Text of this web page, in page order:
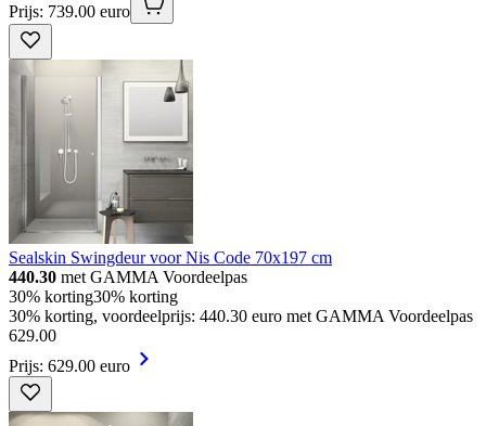
Prijs: 739.00 euro
Sealskin Swingdeur voor Nis Code 70x197 cm
440.30 met GAMMA Voordeelpas
30% korting30% korting
30% korting, voordeelprijs: 440.30 euro met GAMMA Voordeelpas
629.00
Prijs: 629.00 euro